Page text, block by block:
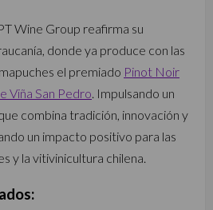
Wine Group reafirma su
donde ya produce con las
el premiado Pinot Noir
Viña San Pedro. Impulsando un
combina tradición, innovación y
un impacto positivo para las
y la vitivinicultura chilena.